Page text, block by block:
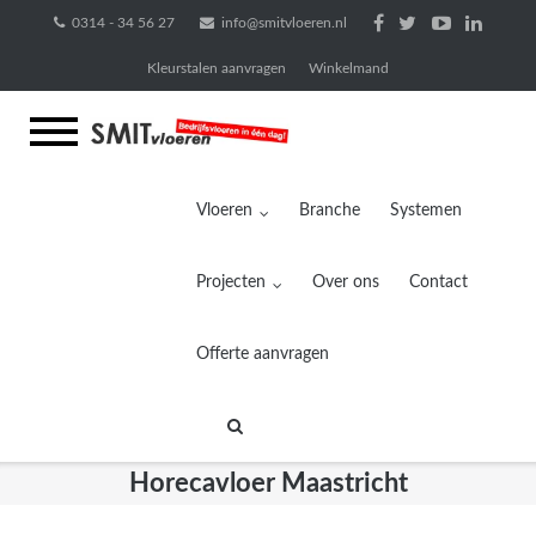
0314 - 34 56 27 info@smitvloeren.nl
Kleurstalen aanvragen Winkelmand
Vloeren Branche Systemen
Projecten Over ons Contact
Offerte aanvragen
Horecavloer Maastricht